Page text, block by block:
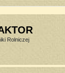
Rolniczej